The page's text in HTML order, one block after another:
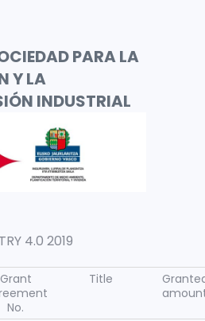
PARA LA
Y LA
INDUSTRIAL
4.0 2019
Grant
No.
Title